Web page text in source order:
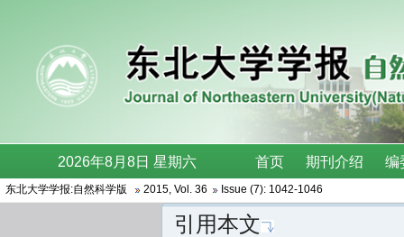
东北大学学报:自然科学版 2015, Vol. 36 Issue (7): 1042-1046
引用本文